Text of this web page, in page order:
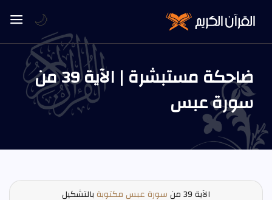
ضاحكة مستبشرة | الآية 39 من
سورة عبس
الآية سورة عبس مكتوبةبالتشكيل
🌙